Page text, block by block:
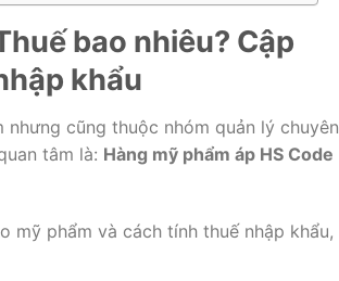
bao nhiêu? Cập
khẩu
cũng thuộc nhóm quản lý chuyên
tâm là: Hàng mỹ phẩm áp HS Code
mỹ phẩm và cách tính thuế nhập khẩu,